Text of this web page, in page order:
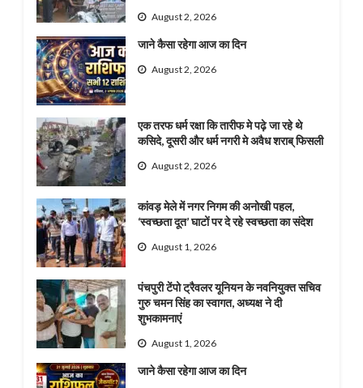
August 2, 2026
जाने कैसा रहेगा आज का दिन
August 2, 2026
एक तरफ धर्म रक्षा कि तारीफ मे पढ़े जा रहे थे
कसिदे, दूसरी और धर्म नगरी मे अवैध शराब् फिसली
August 2, 2026
कांवड़ मेले में नगर निगम की अनोखी पहल,
‘स्वच्छता दूत’ घाटों पर दे रहे स्वच्छता का संदेश
August 1, 2026
पंचपुरी टेंपो ट्रैवलर यूनियन के नवनियुक्त सचिव
गुरु चमन सिंह का स्वागत, अध्यक्ष ने दी
शुभकामनाएं
August 1, 2026
जाने कैसा रहेगा आज का दिन